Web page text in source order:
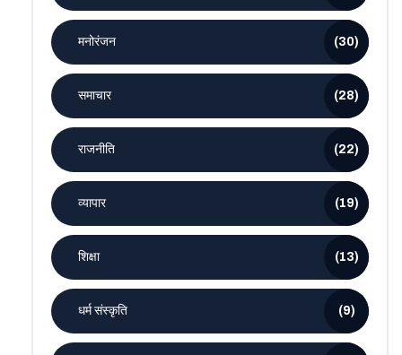
मनोरंजन (30)
समाचार (28)
राजनीति (22)
व्यापार (19)
शिक्षा (13)
धर्म संस्कृति (9)